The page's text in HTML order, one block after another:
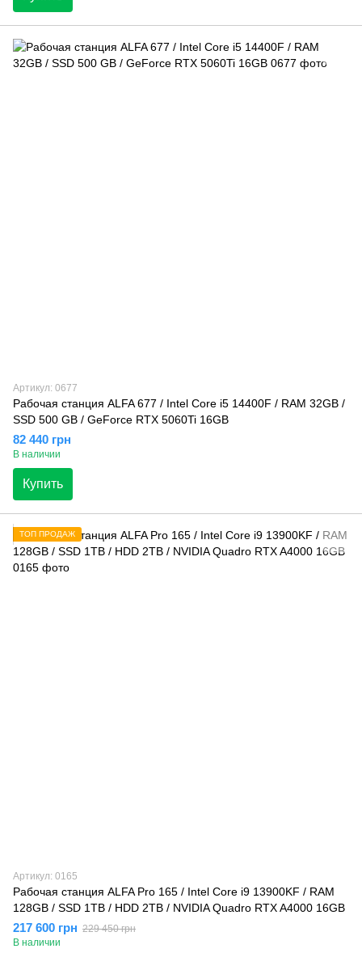
Артикул: 0677
Рабочая станция ALFA 677 / Intel Core i5 14400F / RAM 32GB /
SSD 500 GB / GeForce RTX 5060Ti 16GB
82 440 грн
В наличии
Купить
ТОП ПРОДАЖ
Артикул: 0165
Рабочая станция ALFA Pro 165 / Intel Core i9 13900KF / RAM
128GB / SSD 1TB / HDD 2TB / NVIDIA Quadro RTX A4000 16GB
217 600 грн 229 450 грн
В наличии